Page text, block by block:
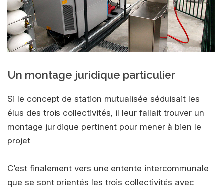
Un montage juridique particulier
Si le concept de station mutualisée séduisait les
élus des trois collectivités, il leur fallait trouver un
montage juridique pertinent pour mener à bien le
projet
C’est finalement vers une entente intercommunale
que se sont orientés les trois collectivités avec